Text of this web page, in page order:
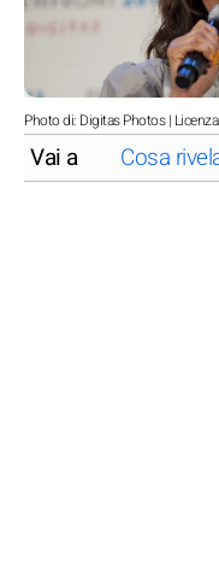
Photo di: Digitas Photos | Licenza:
Vai a Cosa